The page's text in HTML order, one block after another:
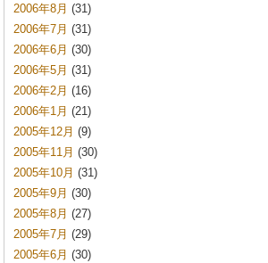
2006年8月 (31)
2006年7月 (31)
2006年6月 (30)
2006年5月 (31)
2006年2月 (16)
2006年1月 (21)
2005年12月 (9)
2005年11月 (30)
2005年10月 (31)
2005年9月 (30)
2005年8月 (27)
2005年7月 (29)
2005年6月 (30)